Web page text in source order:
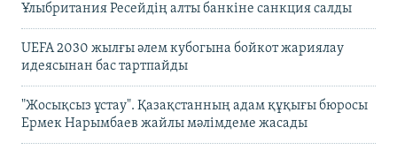
Ұлыбритания Ресейдің алты банкіне санкция салды
UEFA 2030 жылғы әлем кубогына бойкот жариялау
идеясынан бас тартпайды
"Жосықсыз ұстау". Қазақстанның адам құқығы бюросы
Ермек Нарымбаев жайлы мәлімдеме жасады